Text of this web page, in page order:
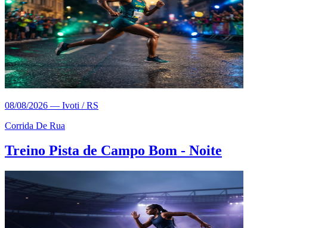
08/08/2026 — Ivoti / RS
Corrida De Rua
Treino Pista de Campo Bom - Noite